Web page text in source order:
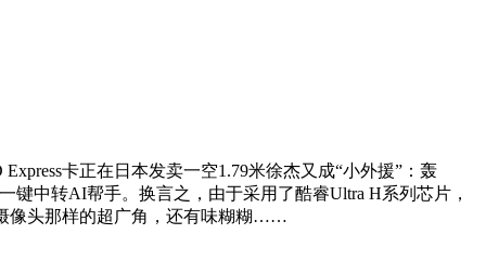
卡正在日本发卖一空1.79米徐杰又成“小外援”：轰
键中转AI帮手。换言之，由于采用了酷睿Ultra H系列芯片，
像头那样的超广角，还有味糊糊……